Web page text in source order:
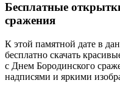
Бесплатные
сражения
К этой памятной дате в
бесплатно скачать
с Днем Бородинского
надписями и яркими